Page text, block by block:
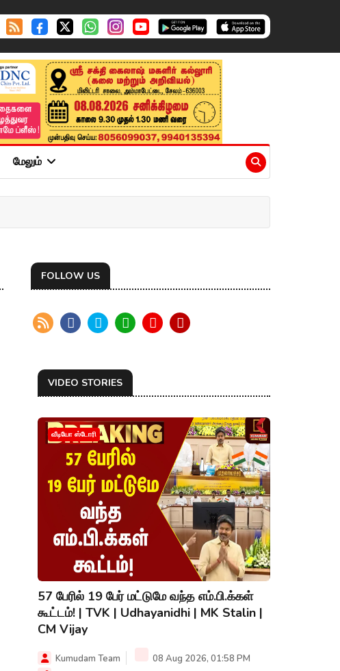
மேலும்
FOLLOW US
VIDEO STORIES
வீடியோ ஸ்டோரி
57 பேரில் 19 பேர் மட்டுமே வந்த எம்.பி.க்கள்
கூட்டம்! | TVK | Udhayanidhi | MK Stalin |
CM Vijay
Kumudam Team 08 Aug 2026, 01:58 PM